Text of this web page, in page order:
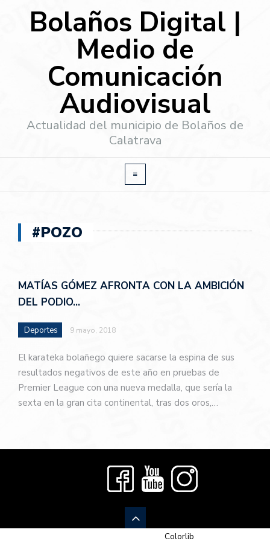
Bolaños Digital |
Medio de
Comunicación
Audiovisual
Actualidad del municipio de Bolaños de
Calatrava
#POZO
MATÍAS GÓMEZ AFRONTA CON LA AMBICIÓN
DEL PODIO…
Deportes 9 mayo, 2018
El karateka bolañego quiere sacarse la espina de sus
resultados negativos de este año en pruebas de
Premier League con una nueva medalla, que sería la
sexta en la gran cita continental, tras dos oros,…
Colorlib